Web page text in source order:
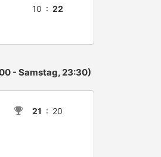
10 : 22
- Samstag, 23:30)
21 : 20